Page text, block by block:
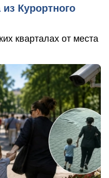
Курортного
кварталах от места